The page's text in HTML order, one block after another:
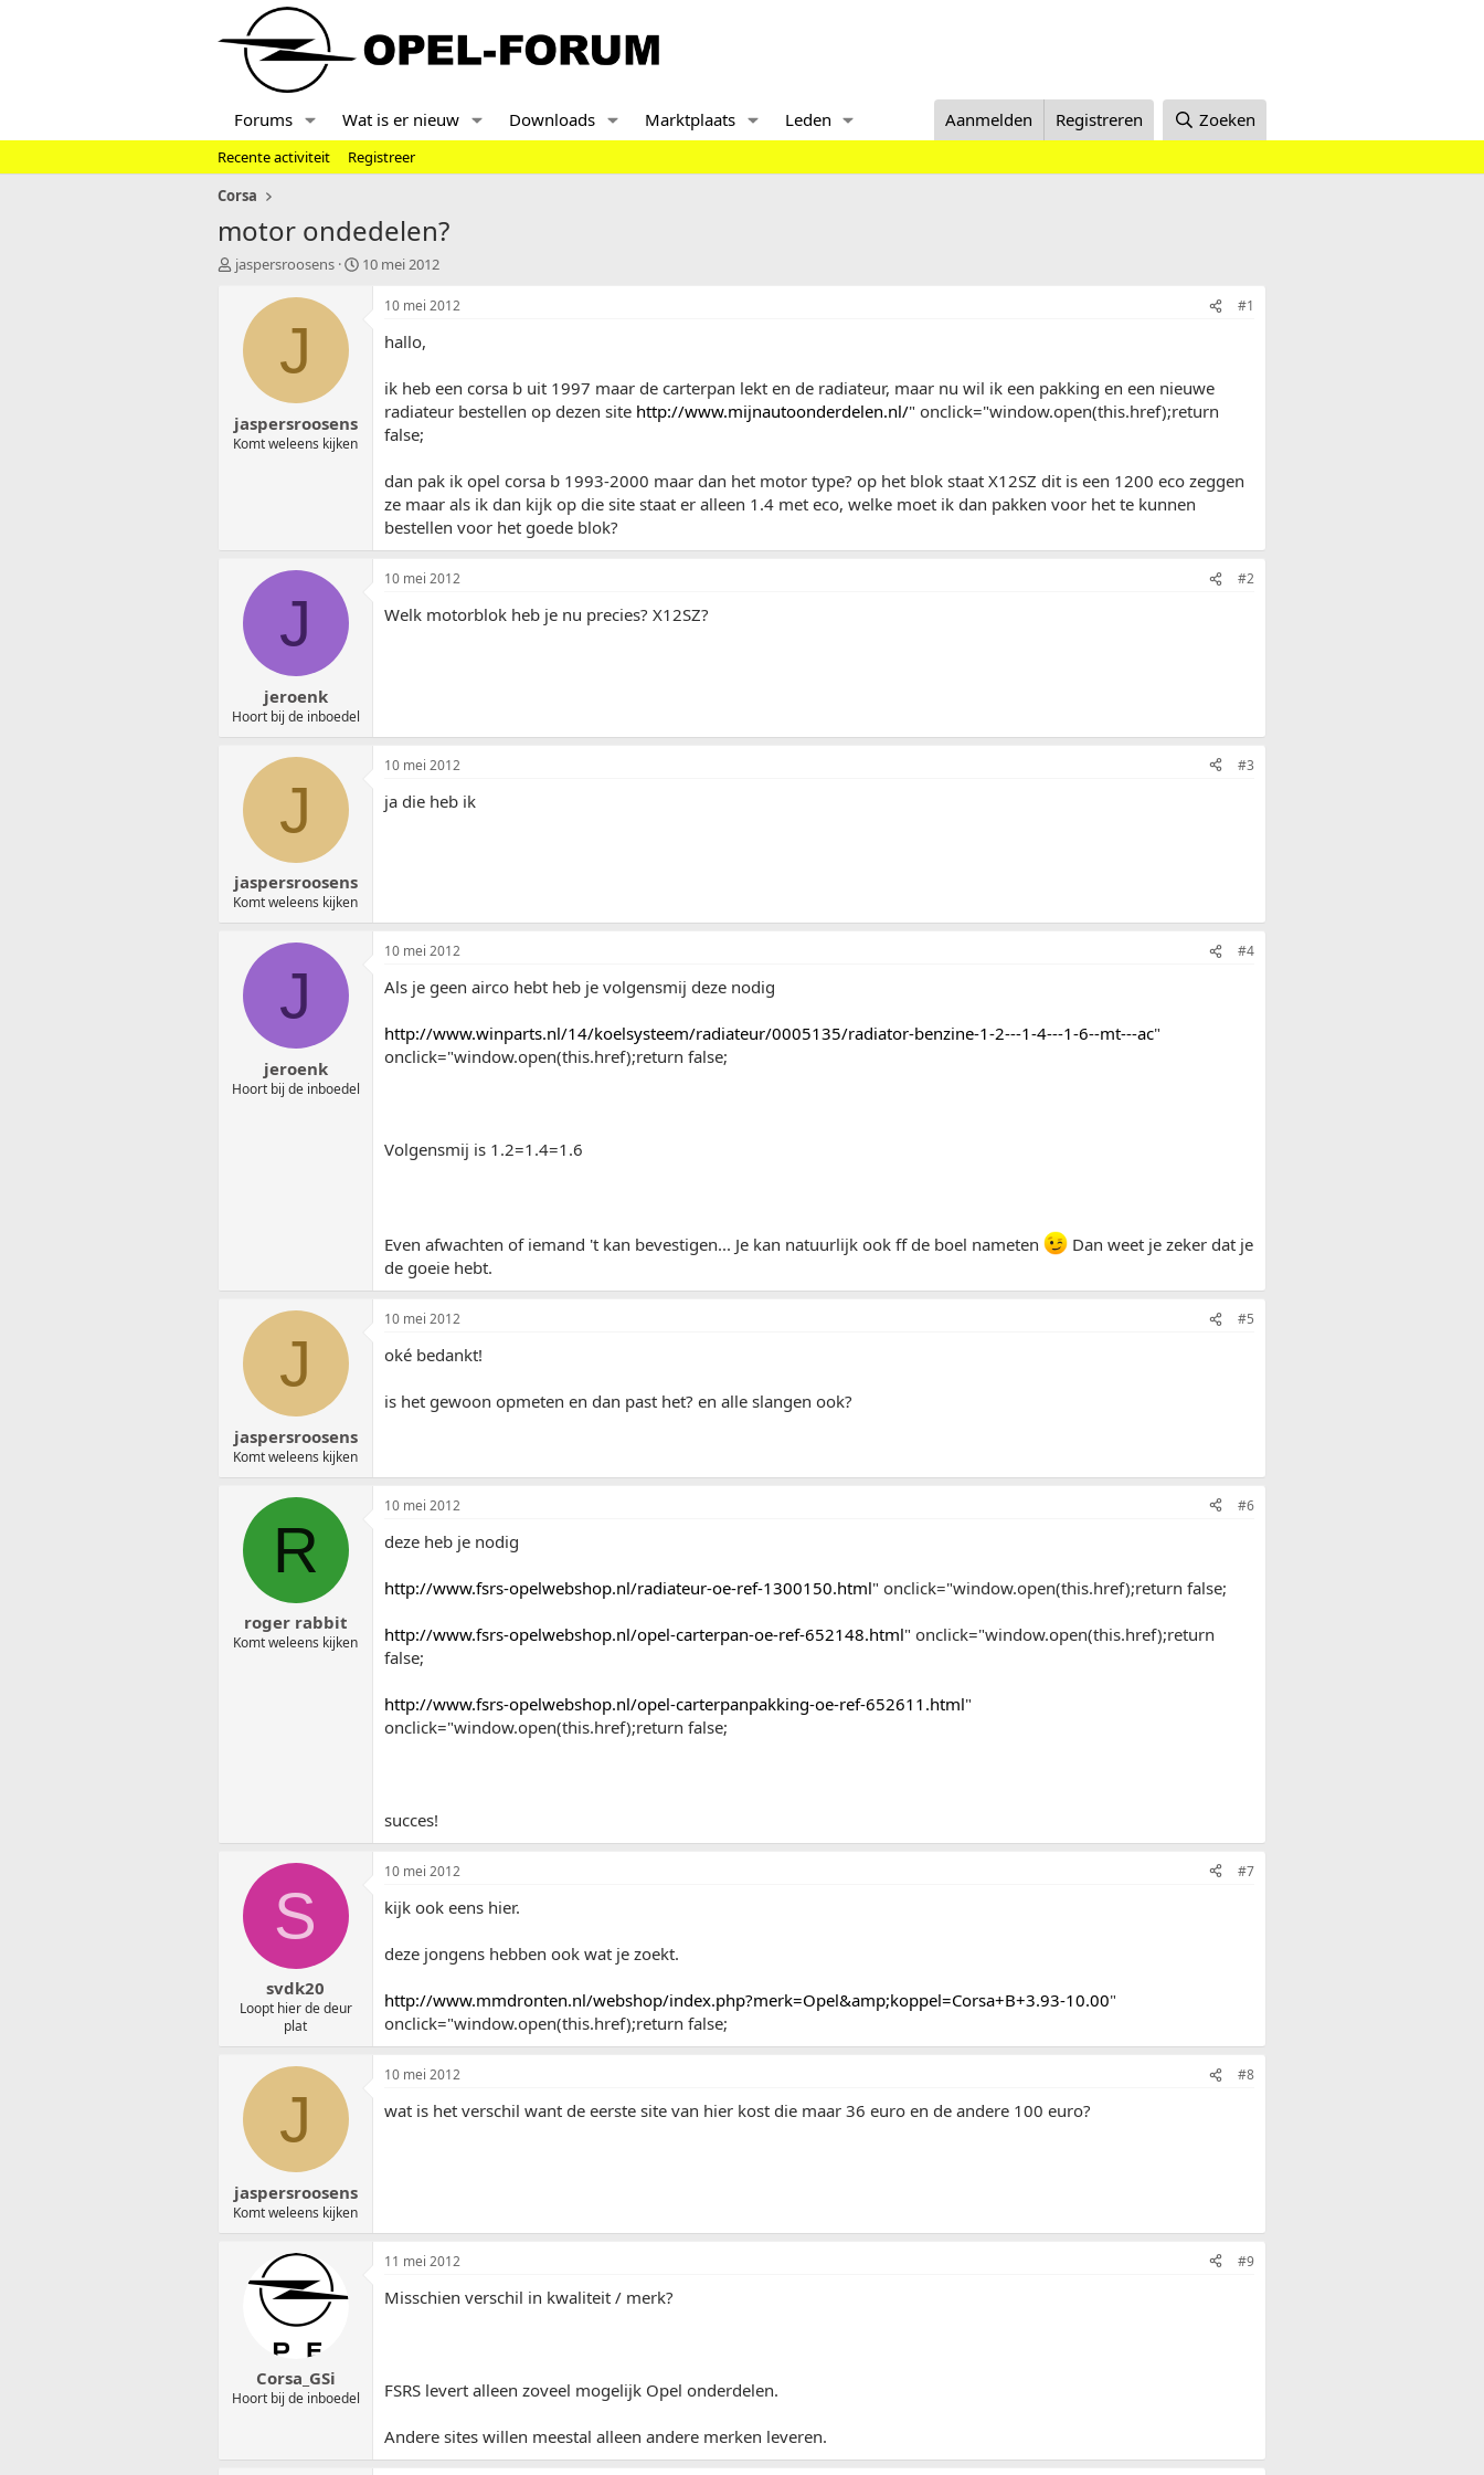
Forums Wat is er nieuw Downloads Marktplaats Leden Aanmelden Registreren Zoeken
Recente activiteit
Registreer
Corsa
motor ondedelen?
T
r
t
jaspersroosens
S10 mei 2012
J
jaspersroosens
Komt weleens kijken
10 mei 2012 #1
hallo,
ik heb een corsa b uit 1997 maar de carterpan lekt en de radiateur, maar nu wil ik een pakking en een nieuwe
radiateur bestellen op dezen site http://www.mijnautoonderdelen.nl/" onclick="window.open(this.href);return
false;
dan pak ik opel corsa b 1993-2000 maar dan het motor type? op het blok staat X12SZ dit is een 1200 eco zeggen
ze maar als ik dan kijk op die site staat er alleen 1.4 met eco, welke moet ik dan pakken voor het te kunnen
bestellen voor het goede blok?
J
jeroenk
Hoort bij de inboedel
10 mei 2012 #2
Welk motorblok heb je nu precies? X12SZ?
J
jaspersroosens
Komt weleens kijken
10 mei 2012 #3
ja die heb ik
J
jeroenk
Hoort bij de inboedel
10 mei 2012 #4
Als je geen airco hebt heb je volgensmij deze nodig
http://www.winparts.nl/14/koelsysteem/radiateur/0005135/radiator-benzine-1-2---1-4---1-6--mt---ac"
onclick="window.open(this.href);return false;
Volgensmij is 1.2=1.4=1.6
Even afwachten of iemand 't kan bevestigen... Je kan natuurlijk ook ff de boel nameten
Dan weet je zeker dat je
de goeie hebt.
J
jaspersroosens
Komt weleens kijken
10 mei 2012 #5
oké bedankt!
is het gewoon opmeten en dan past het? en alle slangen ook?
R
roger rabbit
Komt weleens kijken
10 mei 2012 #6
deze heb je nodig
http://www.fsrs-opelwebshop.nl/radiateur-oe-ref-1300150.html" onclick="window.open(this.href);return false;
http://www.fsrs-opelwebshop.nl/opel-carterpan-oe-ref-652148.html" onclick="window.open(this.href);return
false;
http://www.fsrs-opelwebshop.nl/opel-carterpanpakking-oe-ref-652611.html"
onclick="window.open(this.href);return false;
succes!
S
svdk20
Loopt hier de deur
plat
10 mei 2012 #7
kijk ook eens hier.
deze jongens hebben ook wat je zoekt.
http://www.mmdronten.nl/webshop/index.php?merk=Opel&amp;koppel=Corsa+B+3.93-10.00"
onclick="window.open(this.href);return false;
J
jaspersroosens
Komt weleens kijken
10 mei 2012 #8
wat is het verschil want de eerste site van hier kost die maar 36 euro en de andere 100 euro?
Corsa_GSi
Hoort bij de inboedel
11 mei 2012 #9
Misschien verschil in kwaliteit / merk?
FSRS levert alleen zoveel mogelijk Opel onderdelen.
Andere sites willen meestal alleen andere merken leveren.